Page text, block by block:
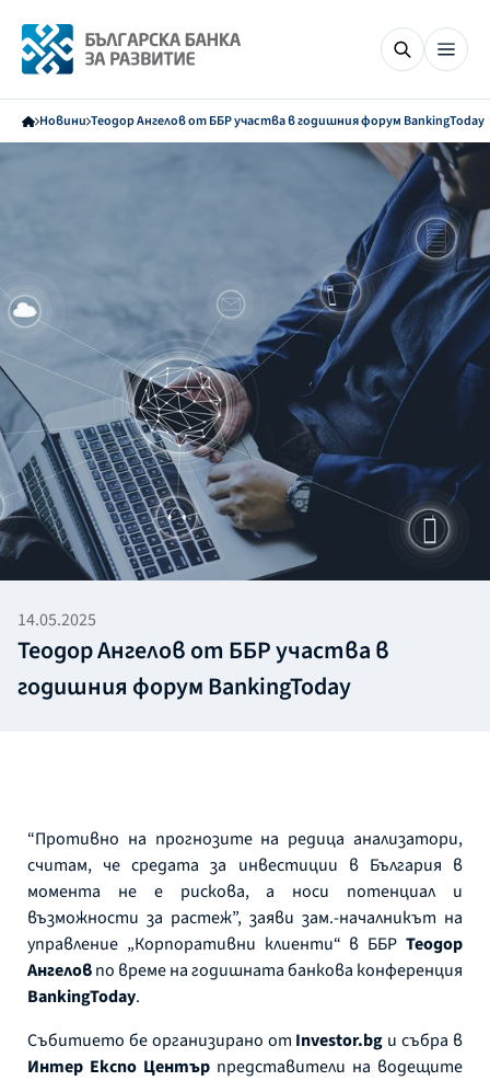
Новини Теодор Ангелов от ББР участва в годишния форум BankingToday
14.05.2025
Теодор Ангелов от ББР участва в
годишния форум BankingToday
“Противно на прогнозите на редица анализатори,
считам, че средата за инвестиции в България в
момента не е рискова, а носи потенциал и
възможности за растеж”, заяви зам.-началникът на
управление „Корпоративни клиенти“ в ББР Теодор
Ангеловпо време на годишната банкова конференция
BankingToday.
Събитието бе организирано от Investor.bg и събра в
Интер Експо Център представители на водещите